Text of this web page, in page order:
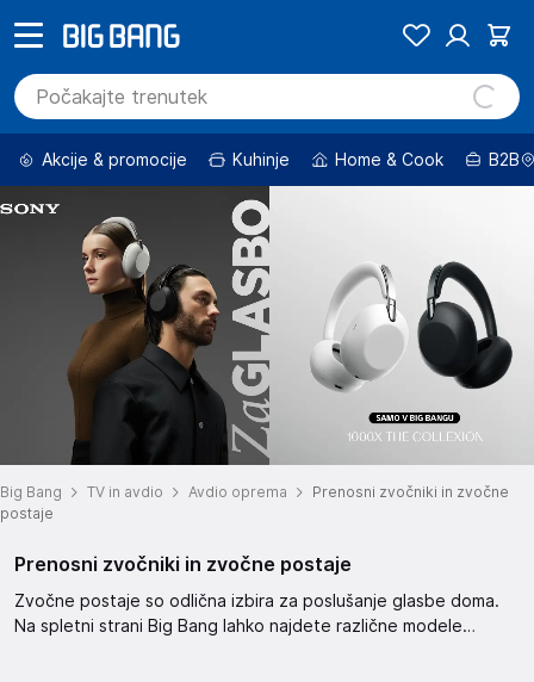
Akcije & promocije Kuhinje Home & Cook B2B
Big Bang TV in avdio Avdio oprema
Prenosni zvočniki in zvočne
postaje
Prenosni zvočniki in zvočne postaje
Zvočne postaje so odlična izbira za poslušanje glasbe doma.
Na spletni strani Big Bang lahko najdete različne modele